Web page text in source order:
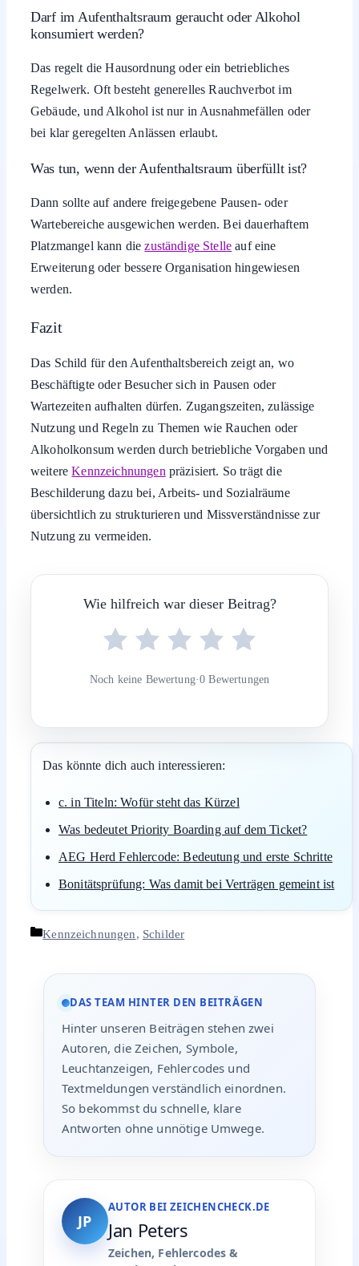
Darf im Aufenthaltsraum geraucht oder Alkohol
konsumiert werden?
Das regelt die Hausordnung oder ein betriebliches
Regelwerk. Oft besteht generelles Rauchverbot im
Gebäude, und Alkohol ist nur in Ausnahmefällen oder
bei klar geregelten Anlässen erlaubt.
Was tun, wenn der Aufenthaltsraum überfüllt ist?
Dann sollte auf andere freigegebene Pausen- oder
Wartebereiche ausgewichen werden. Bei dauerhaftem
Platzmangel kann diezuständige Stelle auf eine
Erweiterung oder bessere Organisation hingewiesen
werden.
Fazit
Das Schild für den Aufenthaltsbereich zeigt an, wo
Beschäftigte oder Besucher sich in Pausen oder
Wartezeiten aufhalten dürfen. Zugangszeiten, zulässige
Nutzung und Regeln zu Themen wie Rauchen oder
Alkoholkonsum werden durch betriebliche Vorgaben und
weitereKennzeichnungen präzisiert. So trägt die
Beschilderung dazu bei, Arbeits- und Sozialräume
übersichtlich zu strukturieren und Missverständnisse zur
Nutzung zu vermeiden.
Wie hilfreich war dieser Beitrag?
Noch keine Bewertung·0 Bewertungen
Das könnte dich auch interessieren:
c. in Titeln: Wofür steht das Kürzel
Was bedeutet Priority Boarding auf dem Ticket?
AEG Herd Fehlercode: Bedeutung und erste Schritte
Bonitätsprüfung: Was damit bei Verträgen gemeint ist
Kategorien
Kennzeichnungen, Schilder
DAS TEAM HINTER DEN BEITRÄGEN
Hinter unseren Beiträgen stehen zwei
Autoren, die Zeichen, Symbole,
Leuchtanzeigen, Fehlercodes und
Textmeldungen verständlich einordnen.
So bekommst du schnelle, klare
Antworten ohne unnötige Umwege.
JP
AUTOR BEI ZEICHENCHECK.DE
Jan Peters
Zeichen, Fehlercodes &